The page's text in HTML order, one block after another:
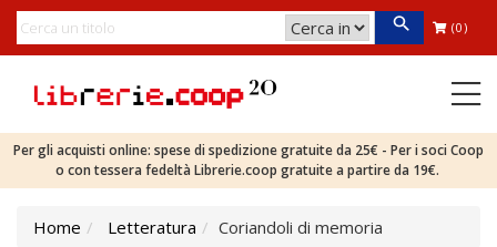
(0)
Per gli acquisti online: spese di spedizione gratuite da 25€ - Per i soci Coop
o con tessera fedeltà Librerie.coop gratuite a partire da 19€.
Home Letteratura Coriandoli di memoria